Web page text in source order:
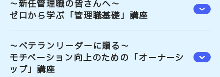
～新任管理職の皆さんへ～
ゼロから学ぶ「管理職基礎」講座
～ベテランリーダーに贈る～
モチベーション向上のための「オーナーシ
ップ」講座